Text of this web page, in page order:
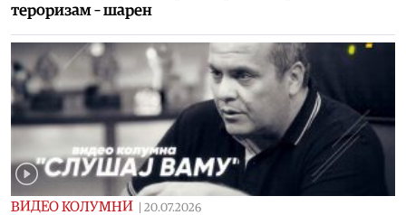
тероризам – шарен
ВИДЕО КОЛУМНИ | 20.07.2026